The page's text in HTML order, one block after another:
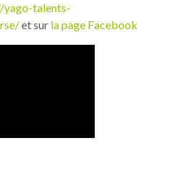
talents-
et sur la page Facebook